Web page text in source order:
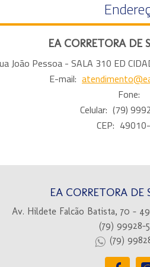
EA CORRETORA DE
João Pessoa - SALA 310 ED
E-mail:
Fone:
Celular: (79)
CEP:
EA CORRETORA DE
Av. Hildete Falcão Batista, 70 -
(79) 99928-
(79)